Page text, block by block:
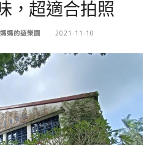
，超適合拍照
媽的遊樂園 2021-11-10